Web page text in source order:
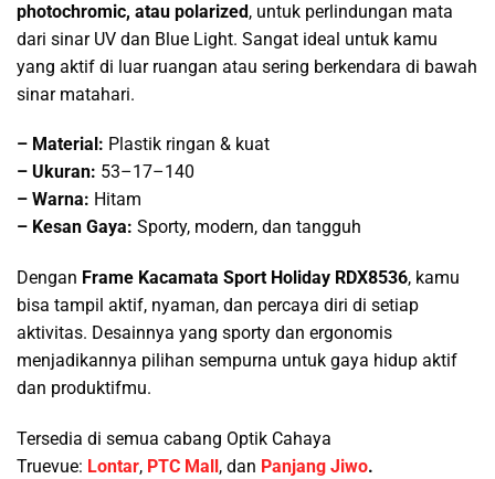
photochromic, atau polarized, untuk perlindungan mata
dari sinar UV dan Blue Light. Sangat ideal untuk kamu
yang aktif di luar ruangan atau sering berkendara di bawah
sinar matahari.
– Material: Plastik ringan & kuat
– Ukuran: 53–17–140
– Warna: Hitam
– Kesan Gaya: Sporty, modern, dan tangguh
Dengan Frame Kacamata Sport Holiday RDX8536, kamu
bisa tampil aktif, nyaman, dan percaya diri di setiap
aktivitas. Desainnya yang sporty dan ergonomis
menjadikannya pilihan sempurna untuk gaya hidup aktif
dan produktifmu.
Tersedia di semua cabang Optik Cahaya
Truevue: Lontar, PTC Mall, dan Panjang Jiwo.